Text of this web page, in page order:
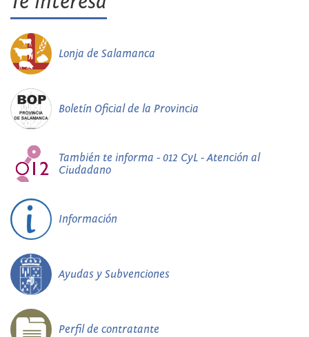
Lonja de Salamanca
Boletín Oficial de la Provincia
También te informa - 012 CyL - Atención al
Ciudadano
Información
Ayudas y Subvenciones
Perfil de contratante